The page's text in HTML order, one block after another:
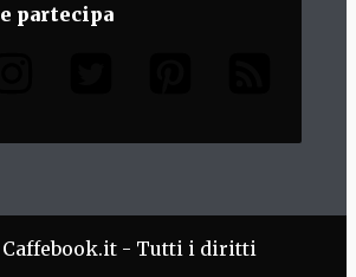
partecipa
Caffebook.it - Tutti i diritti